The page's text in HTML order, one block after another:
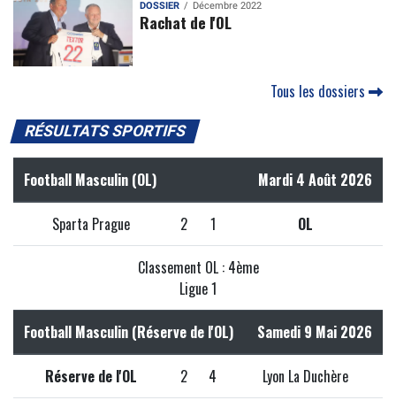
DOSSIER Décembre 2022
Rachat de l'OL
Tous les dossiers
RÉSULTATS SPORTIFS
Football Masculin (OL) Mardi 4 Août 2026
Sparta Prague 2 1 OL
Classement OL : 4ème
Ligue 1
Football Masculin (Réserve de l'OL) Samedi 9 Mai 2026
Réserve de l'OL 2 4 Lyon La Duchère